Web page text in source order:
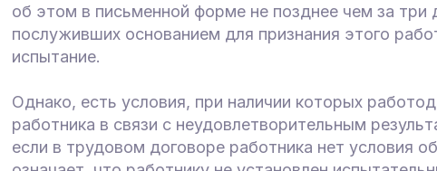
об этом в письменной форме не позднее чем за три
послуживших основанием для признания этого
испытание.
Однако, есть условия, при наличии которых
работника в связи с неудовлетворительным
если в трудовом договоре работника нет условия